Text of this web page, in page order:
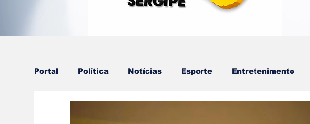
Portal Política Notícias Esporte Entretenimento